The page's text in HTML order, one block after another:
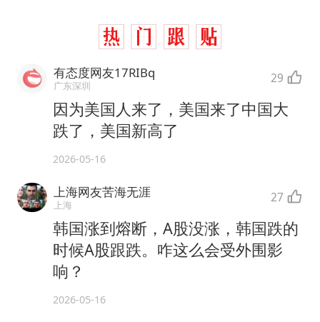
有态度网友17RIBq
广东深圳 29
因为美国人来了，美国来了中国大
跌了，美国新高了
2026-05-16
上海网友苦海无涯
上海 27
韩国涨到熔断，A股没涨，韩国跌的
时候A股跟跌。咋这么会受外围影
响？
2026-05-16